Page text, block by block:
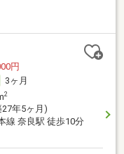
円
3ヶ月
2
年5ヶ月)
線 奈良駅 徒歩10分